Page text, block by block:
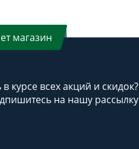
магазин
курсе всех акций и скидок?
на нашу рассылку